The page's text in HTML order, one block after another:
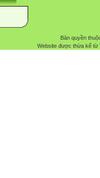
Bản quyền
Website được thừa kế từ